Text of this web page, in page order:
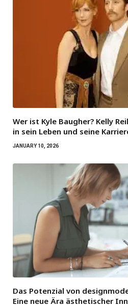
Wer ist Kyle Baugher? Kelly
in sein Leben und seine
JANUARY 10, 2026
Das Potenzial von
Eine neue Ära ästhetischer